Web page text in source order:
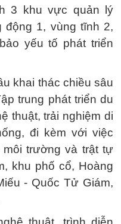
3 khu vực quản lý
động 1, vùng tĩnh 2,
yếu tố phát triển
khai thác chiều sâu
trung phát triển du
thuật, trải nghiệm di
đi kèm với việc
môi trường và trật tự
khu phố cổ, Hoàng
- Quốc Tử Giám,